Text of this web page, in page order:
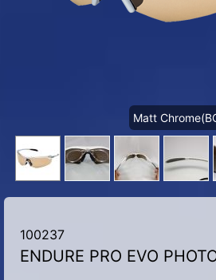
Matt
100237
ENDURE PRO EVO